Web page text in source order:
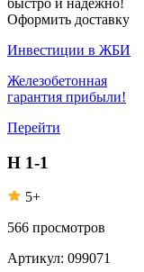
Оформить доставку
Инвестиции в ЖБИ
Железобетонная
гарантия прибыли!
Перейти
Н 1-1
5+
566 просмотров
Артикул: 099071